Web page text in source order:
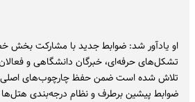
او یادآور شد: ضوابط جدید با مشارکت بخش
تشکل‌های حرفه‌ای، خبرگان دانشگاهی و
تلاش شده است ضمن حفظ چارچوب‌های اصلی،
ضوابط پیشین برطرف و نظام درجه‌بندی هتل‌ها